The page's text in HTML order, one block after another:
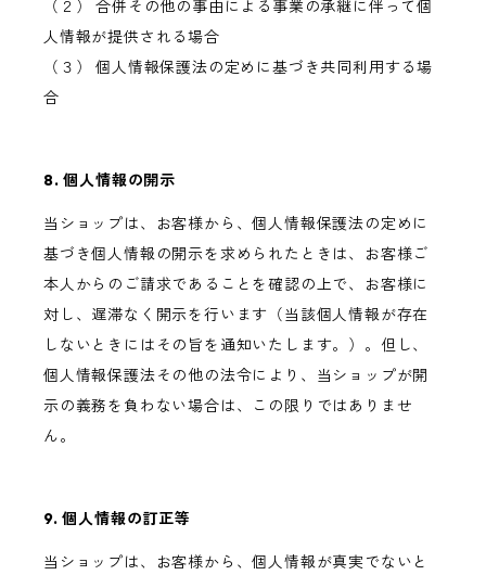
（２） 合併その他の事由による事業の承継に伴って個
人情報が提供される場合
（３） 個人情報保護法の定めに基づき共同利用する場
合
8. 個人情報の開示
当ショップは、お客様から、個人情報保護法の定めに
基づき個人情報の開示を求められたときは、お客様ご
本人からのご請求であることを確認の上で、お客様に
対し、遅滞なく開示を行います（当該個人情報が存在
しないときにはその旨を通知いたします。）。但し、
個人情報保護法その他の法令により、当ショップが開
示の義務を負わない場合は、この限りではありませ
ん。
9. 個人情報の訂正等
当ショップは、お客様から、個人情報が真実でないと